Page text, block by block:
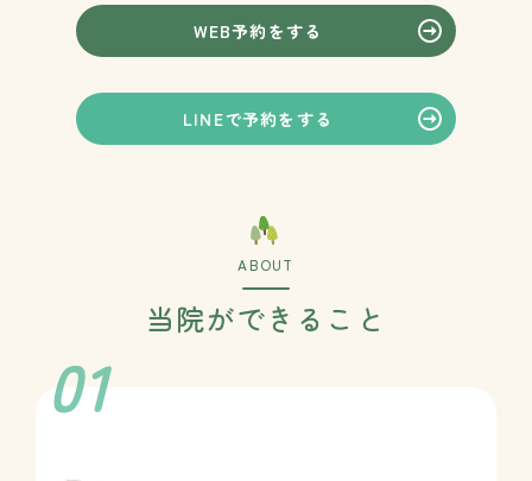
WEB予約をする
LINEで予約をする
ABOUT
当院ができること
01